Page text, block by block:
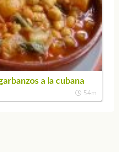
a la cubana
54m